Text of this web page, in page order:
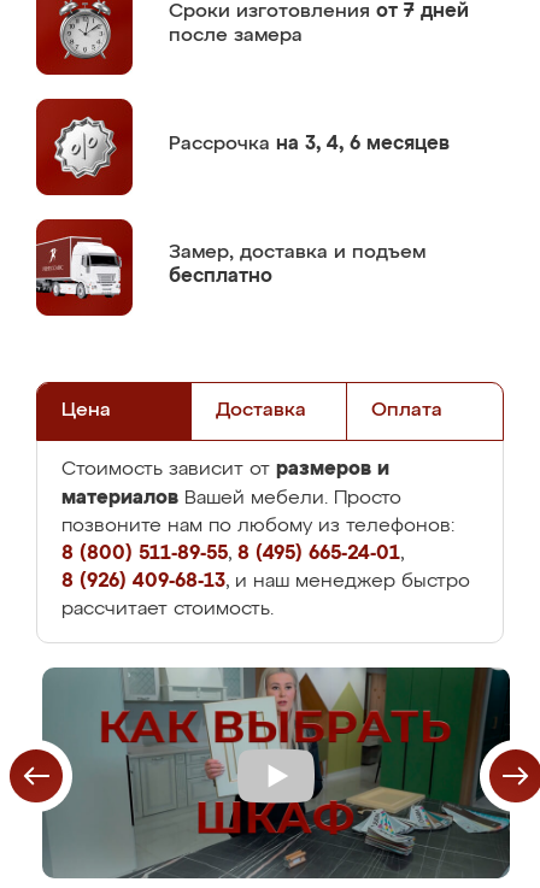
Сроки изготовления от 7 дней
после замера
Рассрочка на 3, 4, 6 месяцев
Замер, доставка и подъем
бесплатно
Цена Доставка Оплата
Стоимость зависит от размеров и
материалов Вашей мебели. Просто
позвоните нам по любому из телефонов:
8 (800) 511-89-55, 8 (495) 665-24-01,
8 (926) 409-68-13, и наш менеджер быстро
рассчитает стоимость.